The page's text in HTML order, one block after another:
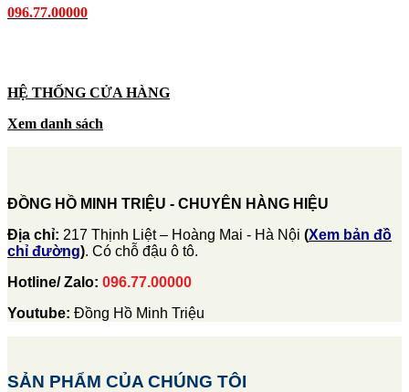
096.77.00000
HỆ THỐNG CỬA HÀNG
Xem danh sách
ĐỒNG HỒ MINH TRIỆU - CHUYÊN HÀNG HIỆU
Địa chỉ: 217 Thịnh Liệt – Hoàng Mai - Hà Nội (Xem bản đồ
chỉ đường). Có chỗ đậu ô tô.
Hotline/ Zalo: 096.77.00000
Youtube: Đồng Hồ Minh Triệu
SẢN PHẨM CỦA CHÚNG TÔI